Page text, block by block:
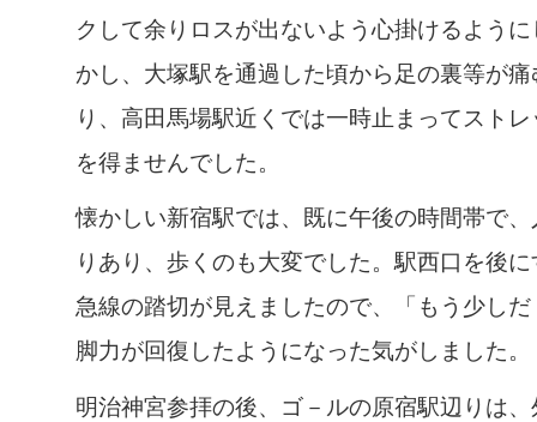
クして余りロスが出ないよう心掛けるよう
かし、大塚駅を通過した頃から足の裏等が
り、高田馬場駅近くでは一時止まってスト
を得ませんでした。
懐かしい新宿駅では、既に午後の時間帯で
りあり、歩くのも大変でした。駅西口を後
急線の踏切が見えましたので、「もう少し
脚力が回復したようになった気がしました。
明治神宮参拝の後、ゴ－ルの原宿駅辺りは